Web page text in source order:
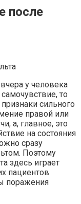
после
у человека
то
сильного
правой или
а, главное, это
на состояния
сразу
Поэтому
здесь играет
пациентов
поражения